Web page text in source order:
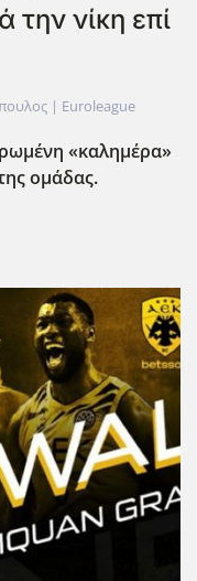
νίκη επί
| Euroleague
«καλημέρα»
ομάδας.